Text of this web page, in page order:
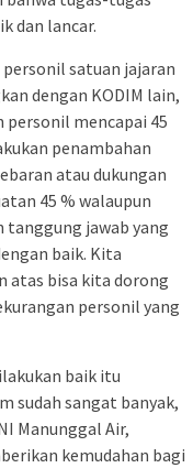
dan lancar.
satuan jajaran
dengan KODIM lain,
mencapai 45
penambahan
atau dukungan
45 % walaupun
tanggung jawab yang
baik. Kita
atas bisa kita dorong
personil yang
baik itu
sudah sangat banyak,
Manunggal Air,
kemudahan bagi